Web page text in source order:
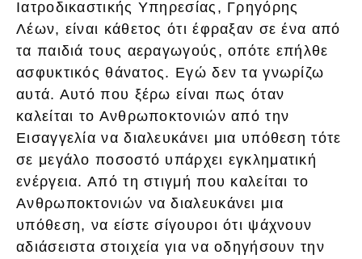
Ιατροδικαστικής Υπηρεσίας, Γρηγόρης
Λέων, είναι κάθετος ότι έφραξαν σε ένα από
τα παιδιά τους αεραγωγούς, οπότε επήλθε
ασφυκτικός θάνατος. Εγώ δεν τα γνωρίζω
αυτά. Αυτό που ξέρω είναι πως όταν
καλείται το Ανθρωποκτονιών από την
Εισαγγελία να διαλευκάνει μια υπόθεση τότε
σε μεγάλο ποσοστό υπάρχει εγκληματική
ενέργεια. Από τη στιγμή που καλείται το
Ανθρωποκτονιών να διαλευκάνει μια
υπόθεση, να είστε σίγουροι ότι ψάχνουν
αδιάσειστα στοιχεία για να οδηγήσουν την